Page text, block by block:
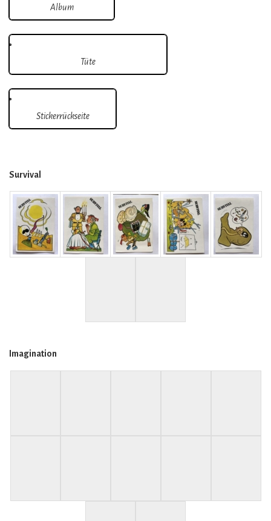
Album
Tüte
Stickerrückseite
Survival
Imagination